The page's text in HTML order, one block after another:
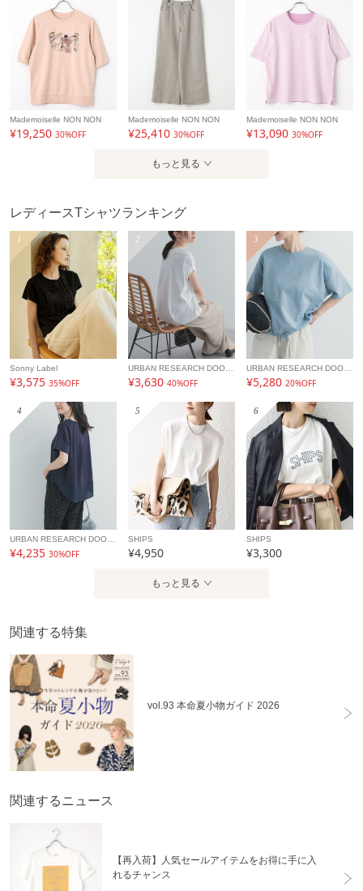
Mademoiselle NON NON
¥19,250 30%OFF
Mademoiselle NON NON
¥25,410 30%OFF
Mademoiselle NON NON
¥13,090 30%OFF
もっと見る
レディースTシャツランキング
1
Sonny Label
¥3,575 35%OFF
2
URBAN RESEARCH DOORS
¥3,63040%OFF
3
URBAN RESEARCH DOORS
¥5,28020%OFF
4
URBAN RESEARCH DOORS
¥4,235 30%OFF
5
SHIPS
¥4,950
6
SHIPS
¥3,300
もっと見る
関連する特集
vol.93 本命夏小物ガイド 2026
関連するニュース
【再入荷】人気セールアイテムをお得に手に入
れるチャンス